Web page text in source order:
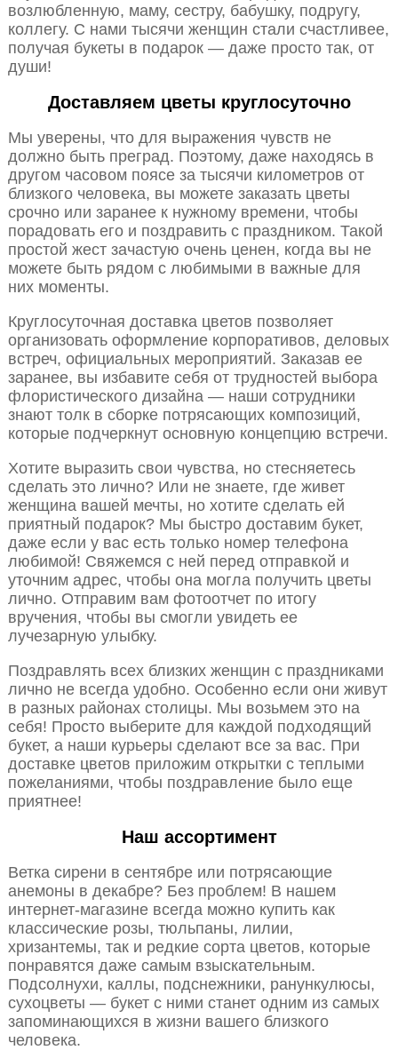
возлюбленную, маму, сестру, бабушку, подругу,
коллегу. С нами тысячи женщин стали счастливее,
получая букеты в подарок — даже просто так, от
души!
Доставляем цветы круглосуточно
Мы уверены, что для выражения чувств не
должно быть преград. Поэтому, даже находясь в
другом часовом поясе за тысячи километров от
близкого человека, вы можете заказать цветы
срочно или заранее к нужному времени, чтобы
порадовать его и поздравить с праздником. Такой
простой жест зачастую очень ценен, когда вы не
можете быть рядом с любимыми в важные для
них моменты.
Круглосуточная доставка цветов позволяет
организовать оформление корпоративов, деловых
встреч, официальных мероприятий. Заказав ее
заранее, вы избавите себя от трудностей выбора
флористического дизайна — наши сотрудники
знают толк в сборке потрясающих композиций,
которые подчеркнут основную концепцию встречи.
Хотите выразить свои чувства, но стесняетесь
сделать это лично? Или не знаете, где живет
женщина вашей мечты, но хотите сделать ей
приятный подарок? Мы быстро доставим букет,
даже если у вас есть только номер телефона
любимой! Свяжемся с ней перед отправкой и
уточним адрес, чтобы она могла получить цветы
лично. Отправим вам фотоотчет по итогу
вручения, чтобы вы смогли увидеть ее
лучезарную улыбку.
Поздравлять всех близких женщин с праздниками
лично не всегда удобно. Особенно если они живут
в разных районах столицы. Мы возьмем это на
себя! Просто выберите для каждой подходящий
букет, а наши курьеры сделают все за вас. При
доставке цветов приложим открытки с теплыми
пожеланиями, чтобы поздравление было еще
приятнее!
Наш ассортимент
Ветка сирени в сентябре или потрясающие
анемоны в декабре? Без проблем! В нашем
интернет-магазине всегда можно купить как
классические розы, тюльпаны, лилии,
хризантемы, так и редкие сорта цветов, которые
понравятся даже самым взыскательным.
Подсолнухи, каллы, подснежники, ранункулюсы,
сухоцветы — букет с ними станет одним из самых
запоминающихся в жизни вашего близкого
человека.